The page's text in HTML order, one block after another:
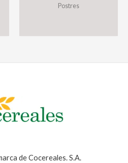
Postres
de Cocereales. S.A.